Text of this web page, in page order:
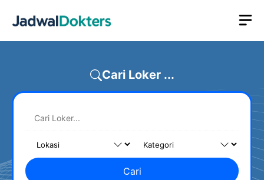
Cari Loker ...
Cari